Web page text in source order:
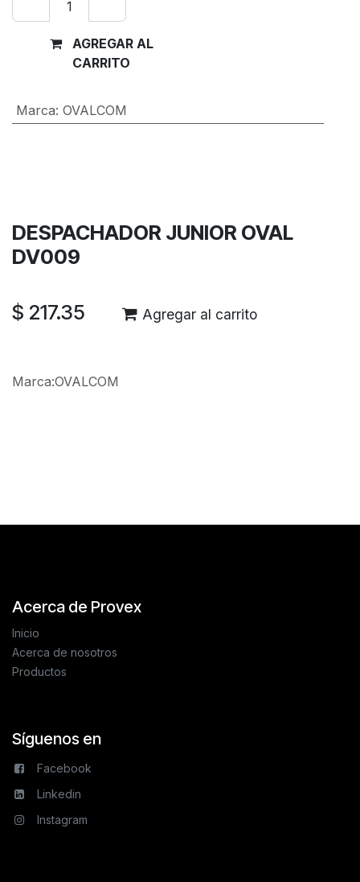
AGREGAR AL
CARRITO
Marca: OVALCOM
DESPACHADOR JUNIOR OVAL
DV009
$ 217.35 Agregar al carrito
Marca:OVALCOM
Acerca de Provex
Inicio
Acerca de nosotros
Productos
Síguenos en
Facebook
Linkedin
Instagram